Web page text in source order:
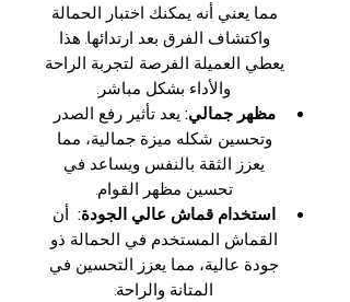
مما يعني أنه يمكنك اختبار الحمالة
واكتشاف الفرق بعد ارتدائها. هذا
يعطي العميلة الفرصة لتجربة الراحة
والأداء بشكل مباشر.
مظهر جمالي: يعد تأثير رفع الصدر
وتحسين شكله ميزة جمالية، مما
يعزز الثقة بالنفس ويساعد في
تحسين مظهر القوام.
استخدام قماش عالي الجودة: أن
القماش المستخدم في الحمالة ذو
جودة عالية، مما يعزز التحسين في
المتانة والراحة.